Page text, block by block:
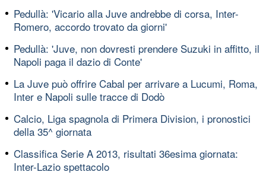
Pedullà: 'Vicario alla Juve andrebbe di corsa, Inter-
Romero, accordo trovato da giorni'
Pedullà: 'Juve, non dovresti prendere Suzuki in affitto, il
Napoli paga il dazio di Conte'
La Juve può offrire Cabal per arrivare a Lucumi, Roma,
Inter e Napoli sulle tracce di Dodò
Calcio, Liga spagnola di Primera Division, i pronostici
della 35^ giornata
Classifica Serie A 2013, risultati 36esima giornata:
Inter-Lazio spettacolo